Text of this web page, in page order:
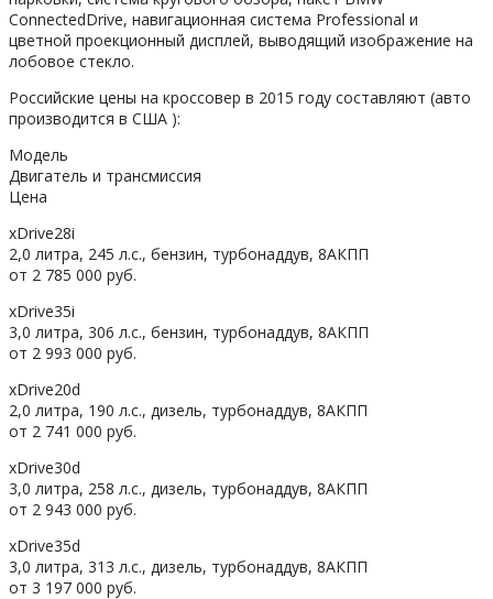
ConnectedDrive, навигационная система Professional и
цветной проекционный дисплей, выводящий изображение на
лобовое стекло.
Российские цены на кроссовер в 2015 году составляют (авто
производится в США ):
Модель
Двигатель и трансмиссия
Цена
xDrive28i
2,0 литра, 245 л.с., бензин, турбонаддув, 8АКПП
от 2 785 000 руб.
xDrive35i
3,0 литра, 306 л.с., бензин, турбонаддув, 8АКПП
от 2 993 000 руб.
xDrive20d
2,0 литра, 190 л.с., дизель, турбонаддув, 8АКПП
от 2 741 000 руб.
xDrive30d
3,0 литра, 258 л.с., дизель, турбонаддув, 8АКПП
от 2 943 000 руб.
xDrive35d
3,0 литра, 313 л.с., дизель, турбонаддув, 8АКПП
от 3 197 000 руб.